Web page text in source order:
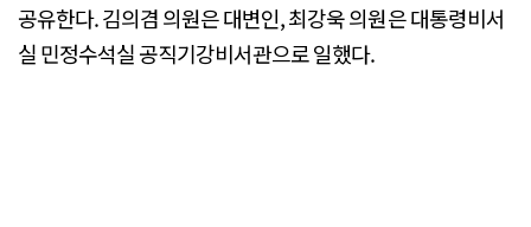
공유한다. 김의겸 의원은 대변인, 최강욱 의원은 대통령비서
실 민정수석실 공직기강비서관으로 일했다.